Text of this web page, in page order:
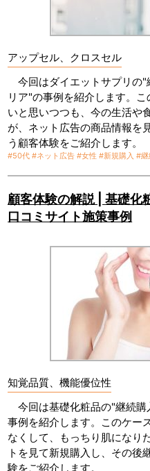
アップセル、クロスセル
今回はダイエットサプリの"
リア"の事例を紹介します。
いと思いつつも、今の生活や
が、ネット広告の商品情報を
う顧客体験をご紹介します。
#50代 #ネット広告 #女性 #新規購入 #継
顧客体験の解説 | 基礎化
口コミサイト施策事例
知覚品質、機能優位性
今回は基礎化粧品の"継続
事例を紹介します。このケー
なくして、もっちり肌になり
トを見て新規購入し、その後
験をご紹介します。